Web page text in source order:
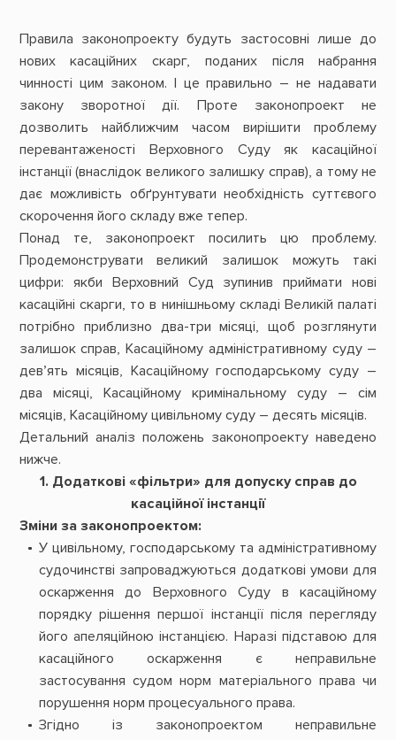
Правила законопроекту будуть застосовні лише до
нових касаційних скарг, поданих після набрання
чинності цим законом. І це правильно – не надавати
закону зворотної дії. Проте законопроект не
дозволить найближчим часом вирішити проблему
перевантаженості Верховного Суду як касаційної
інстанції (внаслідок великого залишку справ), а тому не
дає можливість обґрунтувати необхідність суттєвого
скорочення його складу вже тепер.
Понад те, законопроект посилить цю проблему.
Продемонструвати великий залишок можуть такі
цифри: якби Верховний Суд зупинив приймати нові
касаційні скарги, то в нинішньому складі Великій палаті
потрібно приблизно два-три місяці, щоб розглянути
залишок справ, Касаційному адміністративному суду –
дев’ять місяців, Касаційному господарському суду –
два місяці, Касаційному кримінальному суду – сім
місяців, Касаційному цивільному суду – десять місяців.
Детальний аналіз положень законопроекту наведено
нижче.
1. Додаткові «фільтри» для допуску справ до
касаційної інстанції
Зміни за законопроектом:
У цивільному, господарському та адміністративному
судочинстві запроваджуються додаткові умови для
оскарження до Верховного Суду в касаційному
порядку рішення першої інстанції після перегляду
його апеляційною інстанцією. Наразі підставою для
касаційного оскарження є неправильне
застосування судом норм матеріального права чи
порушення норм процесуального права.
Згідно із законопроектом неправильне